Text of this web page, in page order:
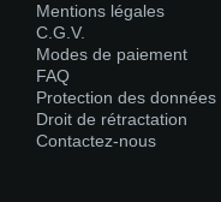
Mentions légales
C.G.V.
Modes de paiement
FAQ
Protection des données
Droit de rétractation
Contactez-nous